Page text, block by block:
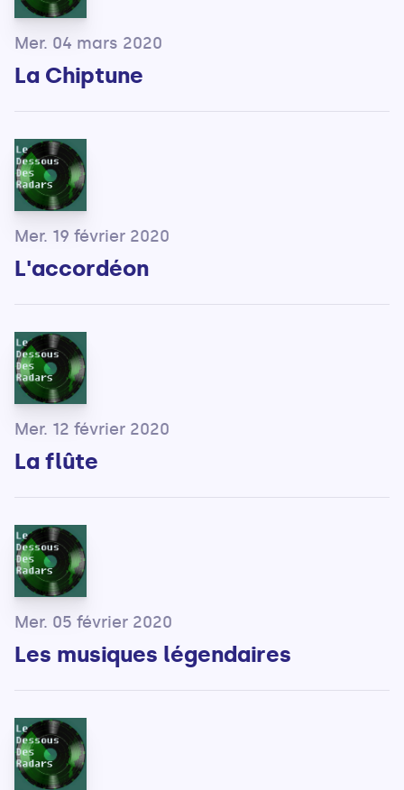
Mer. 04 mars 2020
La Chiptune
Mer. 19 février 2020
L'accordéon
Mer. 12 février 2020
La flûte
Mer. 05 février 2020
Les musiques légendaires